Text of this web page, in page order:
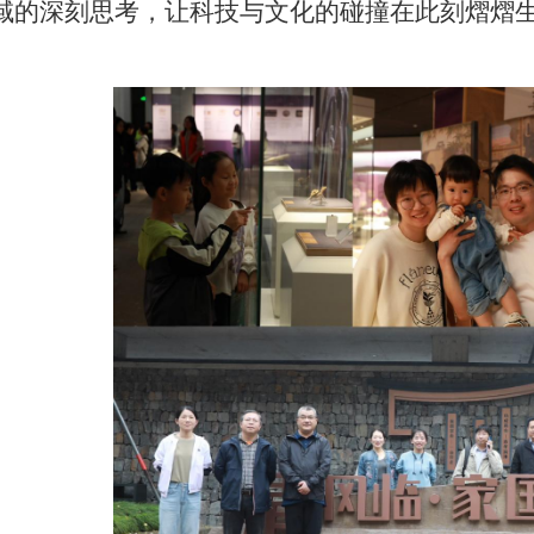
的深刻思考，让科技与文化的碰撞在此刻熠熠